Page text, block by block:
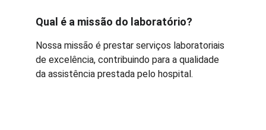
Qual é a missão do laboratório?
Nossa missão é prestar serviços laboratoriais
de excelência, contribuindo para a qualidade
da assistência prestada pelo hospital.